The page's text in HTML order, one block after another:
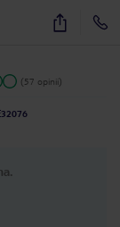
20
(57 opinii)